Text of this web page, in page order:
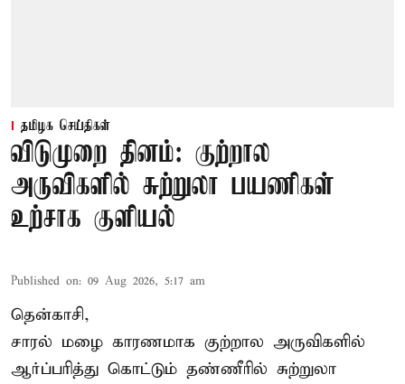
தமிழக செய்திகள்
விடுமுறை தினம்: குற்றால
அருவிகளில் சுற்றுலா பயணிகள்
உற்சாக குளியல்
Published on: 09 Aug 2026, 5:17 am
தென்காசி,
சாரல் மழை காரணமாக குற்றால அருவிகளில்
ஆர்ப்பரித்து கொட்டும் தண்ணீரில் சுற்றுலா